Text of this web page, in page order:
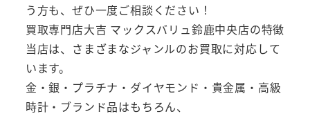
う方も、ぜひ一度ご相談ください！
買取専門店大吉 マックスバリュ鈴鹿中央店の特徴
当店は、さまざまなジャンルのお買取に対応して
います。
金・銀・プラチナ・ダイヤモンド・貴金属・高級
時計・ブランド品はもちろん、